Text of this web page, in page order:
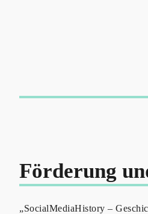
Förderung
„SocialMediaHistory –